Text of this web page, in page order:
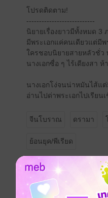
โปรดติดตาม!
---------------------------
นิยายเรื่องยาวมีทั้งหมด 3
มีพระเอกแค่คนเดียวแต่มี
ใครชอบนิยายสายหลัวชั่ว
นางเอกซื่อ ๆ ไร้เดียงสา
นางเอกโง่จนน่าหมันไส้แ
อ่านไปด่าพระเอกไปเรียน
จีนโบราณ ดรามา
ย้อนยุค/พีเรียด
ซีรีส์
นักวาด